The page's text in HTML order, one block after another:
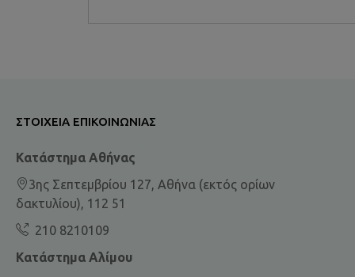
ΣΤΟΙΧΕΊΑ ΕΠΙΚΟΙΝΩΝΊΑΣ
Κατάστημα Αθήνας
3ης Σεπτεμβρίου 127, Αθήνα (εκτός ορίων
δακτυλίου), 112 51
210 8210109
Κατάστημα Αλίμου